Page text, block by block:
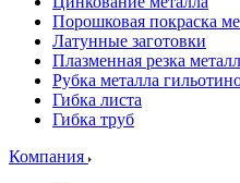
Порошковая покраска
Латунные заготовки
Плазменная резка
Рубка металла
Гибка листа
Гибка труб
Компания